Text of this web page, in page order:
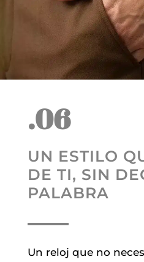
.06
UN ESTILO
DE TI, SIN
PALABRA
Un reloj que no